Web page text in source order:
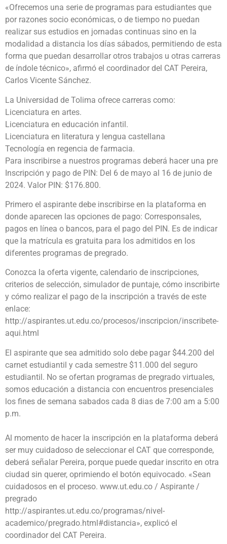
«Ofrecemos una serie de programas para estudiantes que
por razones socio económicas, o de tiempo no puedan
realizar sus estudios en jornadas continuas sino en la
modalidad a distancia los días sábados, permitiendo de esta
forma que puedan desarrollar otros trabajos u otras carreras
de índole técnico», afirmó el coordinador del CAT Pereira,
Carlos Vicente Sánchez.
La Universidad de Tolima ofrece carreras como:
Licenciatura en artes.
Licenciatura en educación infantil.
Licenciatura en literatura y lengua castellana
Tecnología en regencia de farmacia.
Para inscribirse a nuestros programas deberá hacer una pre
Inscripción y pago de PIN: Del 6 de mayo al 16 de junio de
2024. Valor PIN: $176.800.
Primero el aspirante debe inscribirse en la plataforma en
donde aparecen las opciones de pago: Corresponsales,
pagos en línea o bancos, para el pago del PIN. Es de indicar
que la matrícula es gratuita para los admitidos en los
diferentes programas de pregrado.
Conozca la oferta vigente, calendario de inscripciones,
criterios de selección, simulador de puntaje, cómo inscribirte
y cómo realizar el pago de la inscripción a través de este
enlace:
http://aspirantes.ut.edu.co/procesos/inscripcion/inscribete-
aqui.html
El aspirante que sea admitido solo debe pagar $44.200 del
carnet estudiantil y cada semestre $11.000 del seguro
estudiantil. No se ofertan programas de pregrado virtuales,
somos educación a distancia con encuentros presenciales
los fines de semana sabados cada 8 dias de 7:00 am a 5:00
p.m.
Al momento de hacer la inscripción en la plataforma deberá
ser muy cuidadoso de seleccionar el CAT que corresponde,
deberá señalar Pereira, porque puede quedar inscrito en otra
ciudad sin querer, oprimiendo el botón equivocado. «Sean
cuidadosos en el proceso. www.ut.edu.co / Aspirante /
pregrado
http://aspirantes.ut.edu.co/programas/nivel-
academico/pregrado.html#distancia», explicó el
coordinador del CAT Pereira.